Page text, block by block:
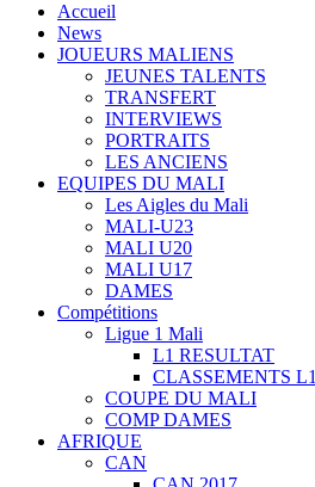
Accueil
News
JOUEURS MALIENS
JEUNES TALENTS
TRANSFERT
INTERVIEWS
PORTRAITS
LES ANCIENS
EQUIPES DU MALI
Les Aigles du Mali
MALI-U23
MALI U20
MALI U17
DAMES
Compétitions
Ligue 1 Mali
L1 RESULTAT
CLASSEMENTS L1
COUPE DU MALI
COMP DAMES
AFRIQUE
CAN